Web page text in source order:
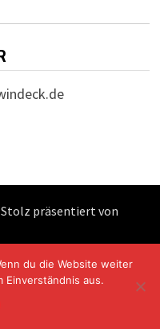
präsentiert von
du die Website weiter
aus.